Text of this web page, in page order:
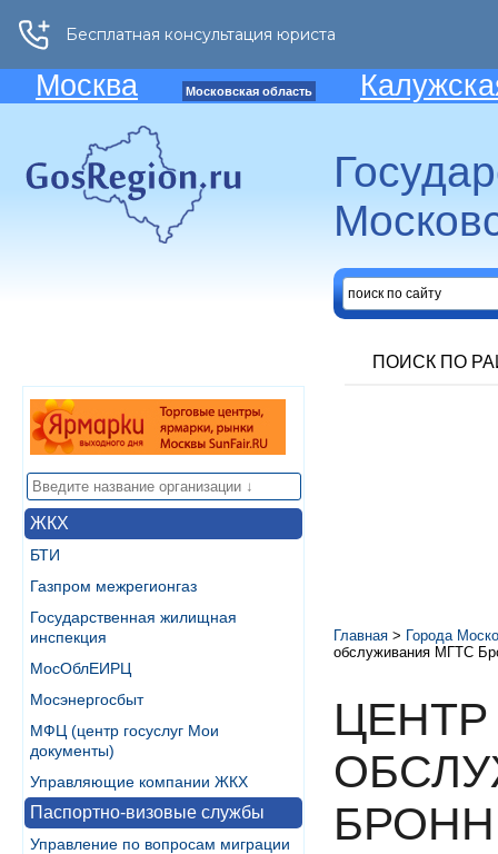
Москва Московская область
ПОИСК ПО
ЖКХ
БТИ
Газпром межрегионгаз
Государственная жилищная
инспекция
МосОблЕИРЦ
Мосэнергосбыт
МФЦ (центр госуслуг Мои
документы)
Управляющие компании ЖКХ
Паспортно-визовые службы
Управление по вопросам миграции
Главная > Города
обслуживания МГТС